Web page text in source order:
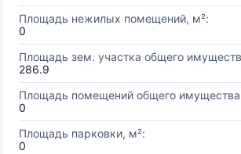
Площадь нежилых помещений, м²:
0
Площадь зем. участка общего
286.9
Площадь помещений общего
0
Площадь парковки, м²:
0